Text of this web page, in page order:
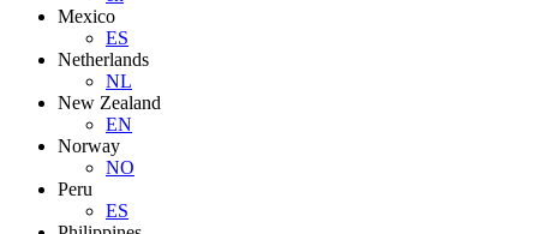
Mexico
ES
Netherlands
NL
New Zealand
EN
Norway
NO
Peru
ES